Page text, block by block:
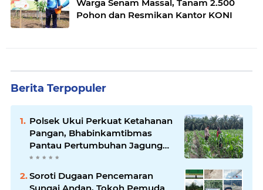
Warga Senam Massal, Tanam 2.500
Pohon dan Resmikan Kantor KONI
Berita Terpopuler
Polsek Ukui Perkuat Ketahanan
Pangan, Bhabinkamtibmas
Pantau Pertumbuhan Jagung
Petani di Desa Air Hitam
Soroti Dugaan Pencemaran